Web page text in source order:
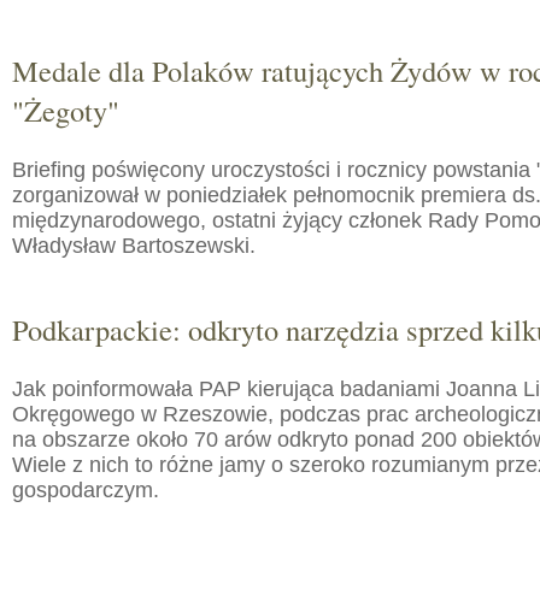
Medale dla Polaków ratujących Żydów w
"Żegoty"
Briefing poświęcony uroczystości i rocznicy powstania
zorganizował w poniedziałek pełnomocnik premiera
międzynarodowego, ostatni żyjący członek Rady
Władysław Bartoszewski.
Podkarpackie: odkryto narzędzia sprzed
Jak poinformowała PAP kierująca badaniami Joanna
Okręgowego w Rzeszowie, podczas prac
na obszarze około 70 arów odkryto ponad 200
Wiele z nich to różne jamy o szeroko rozumianym
gospodarczym.